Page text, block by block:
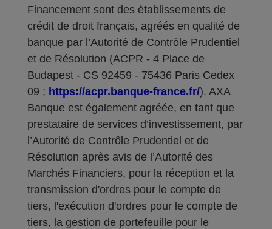
Financement sont des établissements de
crédit de droit français, agréés en qualité de
banque par l’Autorité de Contrôle Prudentiel
et de Résolution (ACPR - 4 Place de
Budapest - CS 92459 - 75436 Paris Cedex
09 ; https://acpr.banque-france.fr/). AXA
Banque est également agréée, en tant que
prestataire de services d’investissement, par
l’Autorité de Contrôle Prudentiel et de
Résolution après avis de l’Autorité des
Marchés Financiers, pour la réception et la
transmission d'ordres pour le compte de
tiers, l'exécution d'ordres pour le compte de
tiers, la gestion de portefeuille pour le